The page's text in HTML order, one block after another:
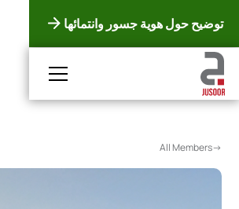
توضيح حول هوية جسور وانتمائها
<-All Members